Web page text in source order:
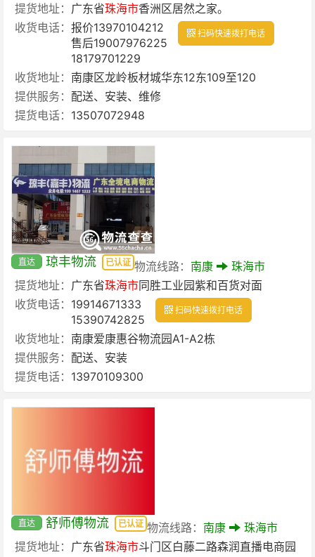
提货地址： 广东省珠海市香洲区居然之家。
收货电话： 报价13970104212
售后19007976225
18179701229
扫码快速拨打电话
收货地址： 南康区龙岭板材城华东12东109至120
提供服务： 配送、安装、维修
提货电话： 13507072948
直达 琼丰物流 已认证 物流线路： 南康
珠海市
提货地址： 广东省珠海市同胜工业园紫和百货对面
收货电话： 19914671333
15390742825
扫码快速拨打电话
收货地址： 南康爱康惠谷物流园A1-A2栋
提供服务： 配送、安装
提货电话： 13970109300
直达 舒师傅物流 已认证 物流线路： 南康
珠海市
提货地址： 广东省珠海市斗门区白藤二路森润直播电商园